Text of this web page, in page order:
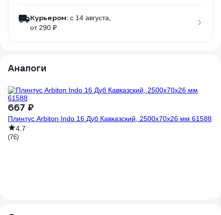
Курьером: c 14 августа,
от 290 ₽
Аналоги
667 ₽
Плинтус Arbiton Indo 16 Дуб Кавказский, 2500x70x26 мм 61588
4.7
(76)